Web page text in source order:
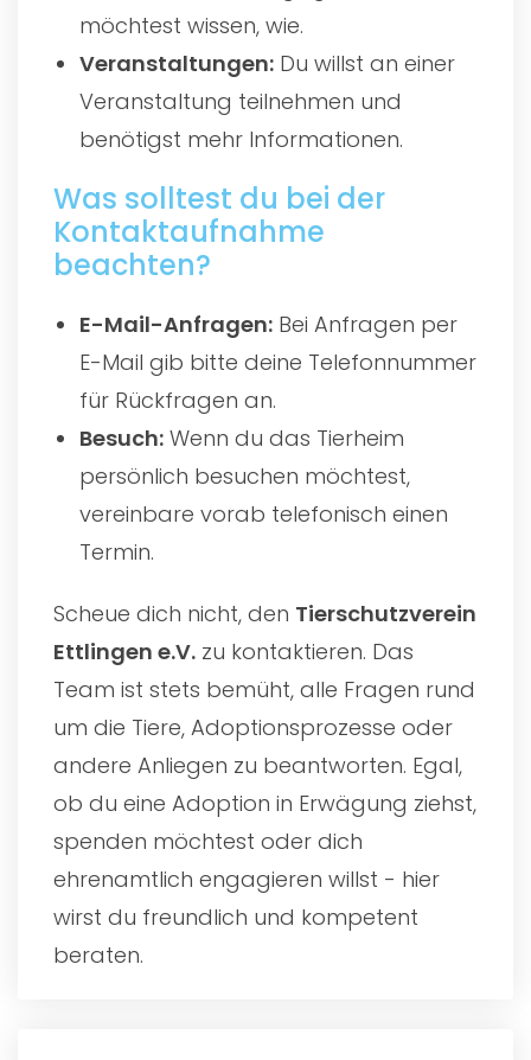
möchtest wissen, wie.
Veranstaltungen: Du willst an einer
Veranstaltung teilnehmen und
benötigst mehr Informationen.
Was solltest du bei der
Kontaktaufnahme
beachten?
E-Mail-Anfragen: Bei Anfragen per
E-Mail gib bitte deine Telefonnummer
für Rückfragen an.
Besuch: Wenn du das Tierheim
persönlich besuchen möchtest,
vereinbare vorab telefonisch einen
Termin.
Scheue dich nicht, den Tierschutzverein
Ettlingen e.V. zu kontaktieren. Das
Team ist stets bemüht, alle Fragen rund
um die Tiere, Adoptionsprozesse oder
andere Anliegen zu beantworten. Egal,
ob du eine Adoption in Erwägung ziehst,
spenden möchtest oder dich
ehrenamtlich engagieren willst - hier
wirst du freundlich und kompetent
beraten.